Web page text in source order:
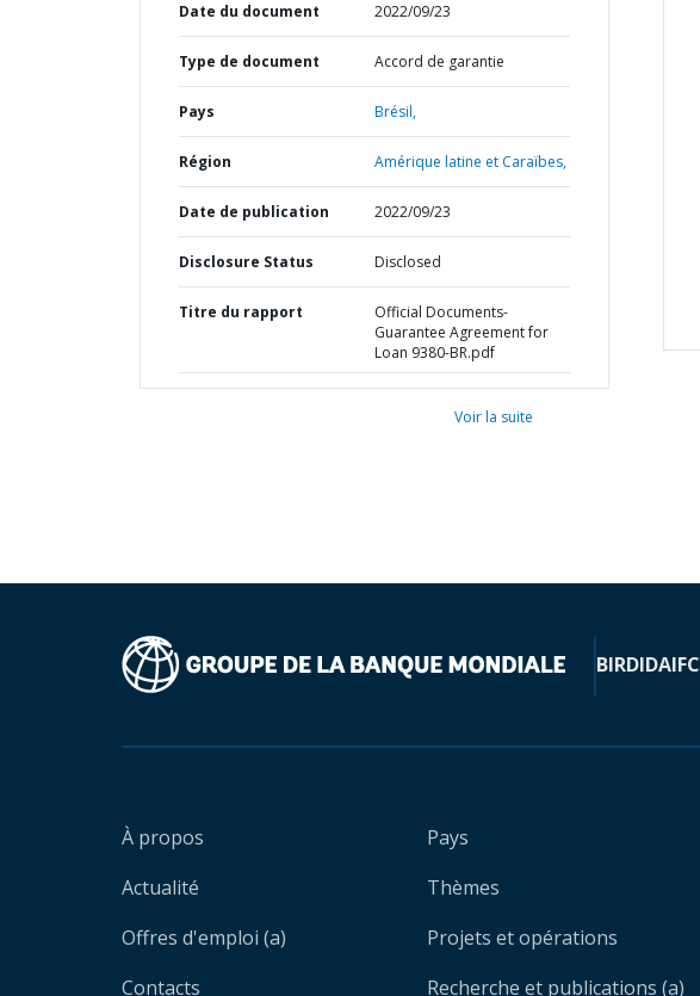
Date du document 2022/09/23
Type de document Accord de garantie
Pays Brésil,
Région Amérique latine et Caraïbes,
Date de publication 2022/09/23
Disclosure Status Disclosed
Titre du rapport
Official Documents-
Guarantee Agreement for
Loan 9380-BR.pdf
Voir la suite
BIRDIDAIFC
À propos
Actualité
Offres d'emploi (a)
Contacts
Pays
Thèmes
Projets et opérations
Recherche et publications (a)